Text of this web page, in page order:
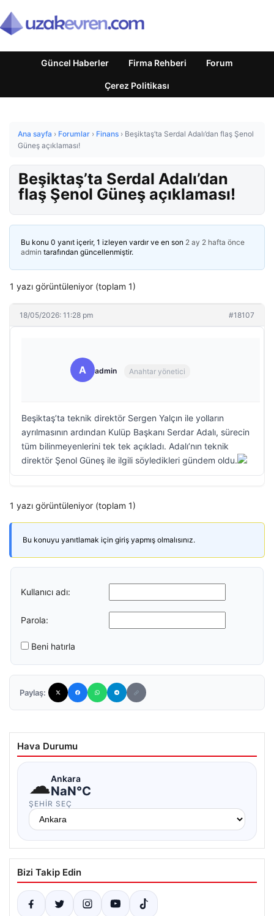
Güncel Haberler Firma Rehberi Forum
Çerez Politikası
Ana sayfa › Forumlar › Finans › Beşiktaş’ta Serdal Adalı’dan flaş Şenol
Güneş açıklaması!
Beşiktaş’ta Serdal Adalı’dan
flaş Şenol Güneş açıklaması!
Bu konu 0 yanıt içerir, 1 izleyen vardır ve en son 2 ay 2 hafta önce
admin tarafından güncellenmiştir.
1 yazı görüntüleniyor (toplam 1)
18/05/2026: 11:28 pm #18107
A admin Anahtar yönetici
Beşiktaş’ta teknik direktör Sergen Yalçın ile yolların
ayrılmasının ardından Kulüp Başkanı Serdar Adalı, sürecin
tüm bilinmeyenlerini tek tek açıkladı. Adalı’nın teknik
direktör Şenol Güneş ile ilgili söyledikleri gündem oldu.
1 yazı görüntüleniyor (toplam 1)
Bu konuyu yanıtlamak için giriş yapmış olmalısınız.
Kullanıcı adı:
Parola:
Beni hatırla
Paylaş:
Hava Durumu
☁Ankara
NaN°C
ŞEHIR SEÇ
Bizi Takip Edin